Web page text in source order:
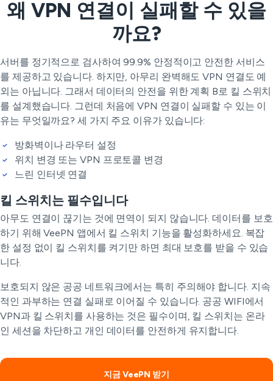
왜 VPN 연결이 실패할 수 있을
까요?
서버를 정기적으로 검사하여 99.9% 안정적이고 안전한 서비스
를 제공하고 있습니다. 하지만, 아무리 완벽해도 VPN 연결도 예
외는 아닙니다. 그래서 데이터의 안전을 위한 계획 B로 킬 스위치
를 설계했습니다. 그런데 처음에 VPN 연결이 실패할 수 있는 이
유는 무엇일까요? 세 가지 주요 이유가 있습니다:
방화벽이나 라우터 설정
위치 변경 또는 VPN 프로토콜 변경
느린 인터넷 연결
킬 스위치는 필수입니다
아무도 연결이 끊기는 것에 면역이 되지 않습니다. 데이터를 보호
하기 위해 VeePN 앱에서 킬 스위치 기능을 활성화하세요. 복잡
한 설정 없이 킬 스위치를 켜기만 하면 최대 보호를 받을 수 있습
니다.
보호되지 않은 공공 네트워크에서는 특히 주의해야 합니다. 지속
적인 과부하는 연결 실패로 이어질 수 있습니다. 공공 WIFI에서
VPN과 킬 스위치를 사용하는 것은 필수이며, 킬 스위치는 온라
인 세션을 차단하고 개인 데이터를 안전하게 유지합니다.
지금 VeePN 받기